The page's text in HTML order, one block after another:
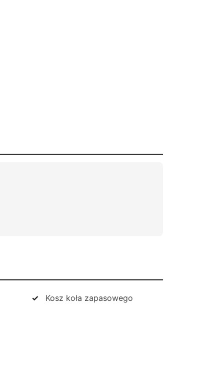
Kosz koła zapasowego